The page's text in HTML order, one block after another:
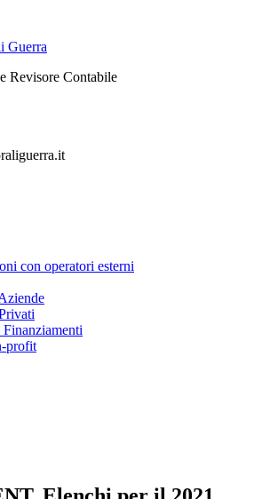
Guerra
Revisore Contabile
con operatori esterni
profit